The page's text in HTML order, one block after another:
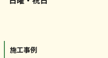
施工事例